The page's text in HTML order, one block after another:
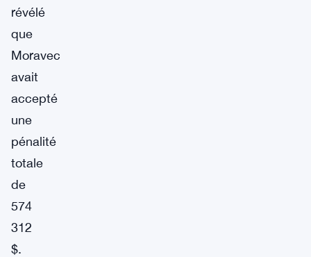
révélé
que
Moravec
avait
accepté
une
pénalité
totale
de
574
312
$.